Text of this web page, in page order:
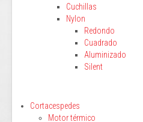
Cuchillas
Nylon
Redondo
Cuadrado
Aluminizado
Silent
Cortacespedes
Motor térmico